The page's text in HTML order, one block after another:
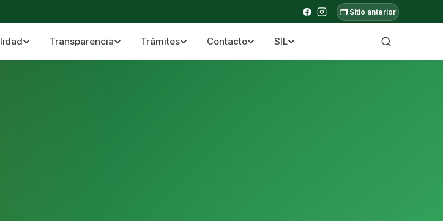
🗂️ Sitio anterior
Mera · Pastaza · Llanganates y Amazonía ecuatoriana
Transparencia Trámites Contacto SIL